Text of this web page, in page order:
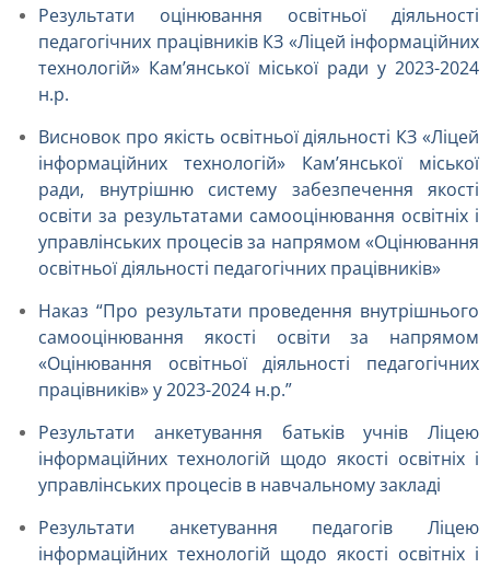
Результати оцінювання освітньої діяльності
педагогічних працівників КЗ «Ліцей інформаційних
технологій» Кам’янської міської ради у 2023-2024
н.р.
Висновок про якість освітньої діяльності КЗ «Ліцей
інформаційних технологій» Кам’янської міської
ради, внутрішню систему забезпечення якості
освіти за результатами самооцінювання освітніх і
управлінських процесів за напрямом «Оцінювання
освітньої діяльності педагогічних працівників»
Наказ “Про результати проведення внутрішнього
самооцінювання якості освіти за напрямом
«Оцінювання освітньої діяльності педагогічних
працівників» у 2023-2024 н.р.”
Результати анкетування батьків учнів Ліцею
інформаційних технологій щодо якості освітніх і
управлінських процесів в навчальному закладі
Результати анкетування педагогів Ліцею
інформаційних технологій щодо якості освітніх і